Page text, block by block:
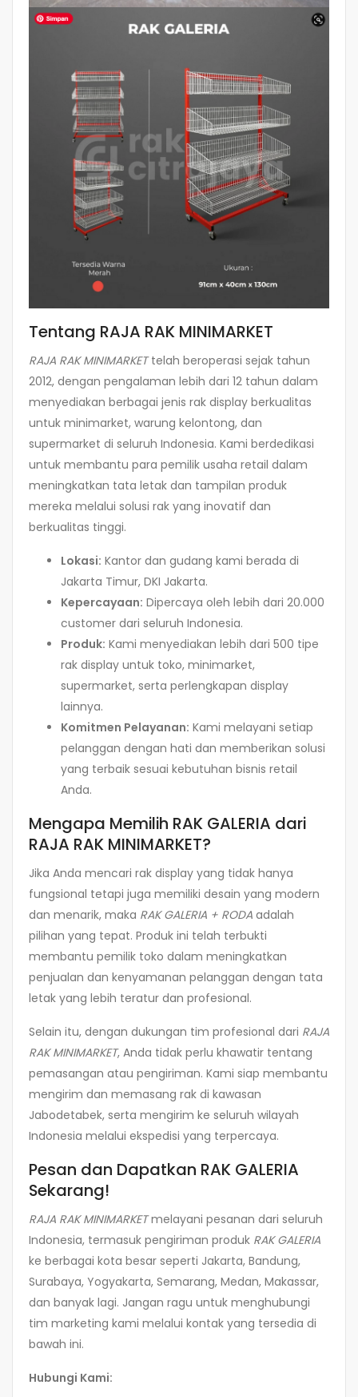
Tentang RAJA RAK MINIMARKET
RAJA RAK MINIMARKETtelah beroperasi sejak tahun
2012, dengan pengalaman lebih dari 12 tahun dalam
menyediakan berbagai jenis rak display berkualitas
untuk minimarket, warung kelontong, dan
supermarket di seluruh Indonesia. Kami berdedikasi
untuk membantu para pemilik usaha retail dalam
meningkatkan tata letak dan tampilan produk
mereka melalui solusi rak yang inovatif dan
berkualitas tinggi.
Lokasi: Kantor dan gudang kami berada di
Jakarta Timur, DKI Jakarta.
Kepercayaan: Dipercaya oleh lebih dari 20.000
customer dari seluruh Indonesia.
Produk: Kami menyediakan lebih dari 500 tipe
rak display untuk toko, minimarket,
supermarket, serta perlengkapan display
lainnya.
Komitmen Pelayanan: Kami melayani setiap
pelanggan dengan hati dan memberikan solusi
yang terbaik sesuai kebutuhan bisnis retail
Anda.
Mengapa Memilih RAK GALERIA dari
RAJA RAK MINIMARKET?
Jika Anda mencari rak display yang tidak hanya
fungsional tetapi juga memiliki desain yang modern
dan menarik, maka RAK GALERIA + RODA adalah
pilihan yang tepat. Produk ini telah terbukti
membantu pemilik toko dalam meningkatkan
penjualan dan kenyamanan pelanggan dengan tata
letak yang lebih teratur dan profesional.
Selain itu, dengan dukungan tim profesional dari RAJA
RAK MINIMARKET, Anda tidak perlu khawatir tentang
pemasangan atau pengiriman. Kami siap membantu
mengirim dan memasang rak di kawasan
Jabodetabek, serta mengirim ke seluruh wilayah
Indonesia melalui ekspedisi yang terpercaya.
Pesan dan Dapatkan RAK GALERIA
Sekarang!
RAJA RAK MINIMARKETmelayani pesanan dari seluruh
Indonesia, termasuk pengiriman produk RAK GALERIA
ke berbagai kota besar seperti Jakarta, Bandung,
Surabaya, Yogyakarta, Semarang, Medan, Makassar,
dan banyak lagi. Jangan ragu untuk menghubungi
tim marketing kami melalui kontak yang tersedia di
bawah ini.
Hubungi Kami: